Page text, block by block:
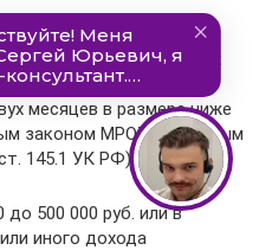
двух месяцев
пособий и иных
или выплаты
месяцев в размере ниже
законом МРОТ указанным
145.1 УК РФ):
500 000 руб. или в
иного дохода